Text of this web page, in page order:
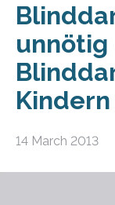
unnötig
14 March 2013